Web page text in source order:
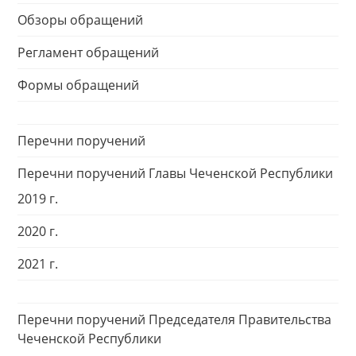
Обзоры обращений
Регламент обращений
Формы обращений
Перечни поручений
Перечни поручений Главы Чеченской Республики
2019 г.
2020 г.
2021 г.
Перечни поручений Председателя Правительства
Чеченской Республики